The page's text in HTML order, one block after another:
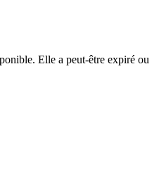
Elle a peut-être expiré ou